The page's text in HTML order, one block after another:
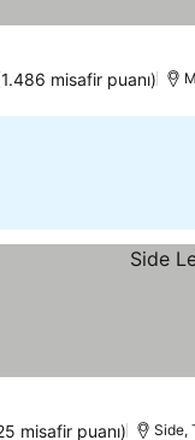
misafir puanı)
misafir puanı) Side,